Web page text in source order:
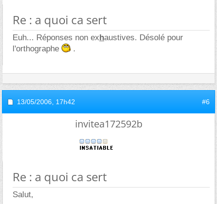
Re : a quoi ca sert
Euh... Réponses non exhaustives. Désolé pour
l'orthographe
.
13/05/2006, 17h42 #6
invitea172592b
Re : a quoi ca sert
Salut,